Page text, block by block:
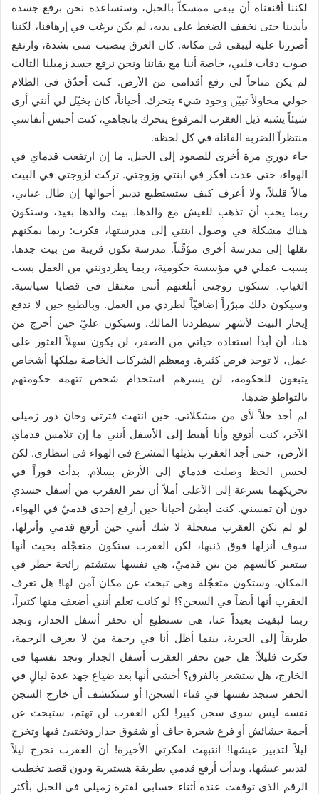
لكننا أقنعناه أن يبقى ممسكاً بالحبل، وسنساعده نحن برفع جسده
بأيدينا حتى نخفف الضغط على يديه، لم يكن يرغب في إرهاقنا، لكننا
أصررنا عليه ليبقى في مكانه. كان العرق يتصبب مني بشدة، وارتفع
صوت دقات قلبي، خاصة أننا مع بقائنا ونحن نرفع جسد زميلنا الثالث
لم يكن متاحاً لي رفع أقدامي من الأرض. كنت أحدّق في الظلام
حولي محاولاً تبيّن وجود شيء يتحرك. أحياناً، كان يخيّل لي أنني أرى
شيئاً يشبه ذيل العقرب المرفوع يتحرك باتجاهي، كنت أحبس أنفاسي
منتظراً الضربة القاتلة في كل لحظة.
جاء دوري مرة أخرى للصعود إلى الحبل. ما إن ارتفعت قدماي في
الهواء، حتى عدت أفكر في ابنتي وزوجتي. تركت لزوجتي في البيت
مالاً قليلاً، ولا أعرف كيف ستستطيع تدبير أحوالها إن طال غيابي،
ربما يجب أن تذهب للعيش مع والدها. بيت والدها بعيد، وستكون
هناك مشكلة في وصول ابنتي إلى مدرستها، فكرت: ربما يمكنهم
نقلها إلى مدرسة أخرى مؤقّتاً. مدرسة تكون قريبة من بيت جدها.
بسبب عملي في مؤسسة حكومية، ربما يطردونني من العمل بسب
الغياب. ستكون زوجتي أبلغتهم أنني معتقل في قضايا سياسية.
وسيكون ذلك مبرّراً إضافيّاً لطردي من العمل. وبالطبع حين لا ندفع
إيجار البيت لأشهر سيطردنا المالك. وسيكون عليّ حين أخرج من
هنا، أن أبدأ استعادة حياتي من الصفر، لن يكون سهلاً العثور على
عمل، لا توجد فرص كثيرة. ومعظم الشركات الخاصة يملكها أشخاص
يتبعون للحكومة، لن يسرهم استخدام شخص تتهمه حكومتهم
بالتواطؤ ضدها.
لم أجد حلاً لأي من مشكلاتي. حين انتهت فترتي وحان دور زميلي
الآخر، كنت أتوقع وأنا أهبط إلى الأسفل أنني ما إن تلامس قدماي
الأرض، حتى أجد العقرب بذيلها المشرع في الهواء في انتظاري. لكن
لحسن الحظ وصلت قدماي إلى الأرض بسلام. بدأت فوراً في
تحريكهما بسرعة إلى الأعلى أملاً أن تمر العقرب من أسفل جسدي
دون أن تمسني. كنت أبطئ أحياناً حين أرفع إحدى قدميّ في الهواء،
لو لم تكن العقرب متعجلة لا شك أنني حين أرفع قدمي وأنزلها،
سوف أنزلها فوق ذنبها، لكن العقرب ستكون متعجّلة بحيث أنها
ستعبر كالسهم من بين قدميّ، هي نفسها ستشتم رائحة خطر في
المكان، وستكون متعجّلة وهي تبحث عن مكان آمن لها! هل تعرف
العقرب أنها أيضاً في السجن؟! لو كانت تعلم أنني أضعف منها كثيراً،
ربما لبقيت بعيداً عنا، هي تستطيع أن تحفر أسفل الجدار، وتجد
طريقاً إلى الحرية، بينما أظل أنا في رحمة من لا يعرف الرحمة،
فكرت قليلاً: هل حين تحفر العقرب أسفل الجدار وتجد نفسها في
الخارج، هل ستشعر بالفرق؟ أخشى أنها بعد ضياع جهد عدة ليالٍ في
الحفر ستجد نفسها في فناء السجن! أو ستكتشف أن خارج السجن
نفسه ليس سوى سجن كبير! لكن العقرب لن تهتم، ستبحث عن
أجمة حشائش أو فرع شجرة جاف أو شقوق جدار وتختبئ فيها وتخرج
ليلاً لتدبير عيشها! انتبهت لفكرتي الأخيرة! أن العقرب تخرج ليلاً
لتدبير عيشها، وبدأت أرفع قدمي بطريقة هستيرية ودون قصد تخطيت
الرقم الذي توقفت عنده أثناء حسابي لفترة زميلي في الحبل بأكثر